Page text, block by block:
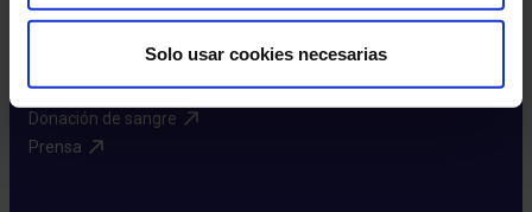
Solo usar cookies necesarias
Enlaces de interés
Aseguradoras y mutuas​
Preguntas frecuentes​
Donación de sangre​
Prensa​